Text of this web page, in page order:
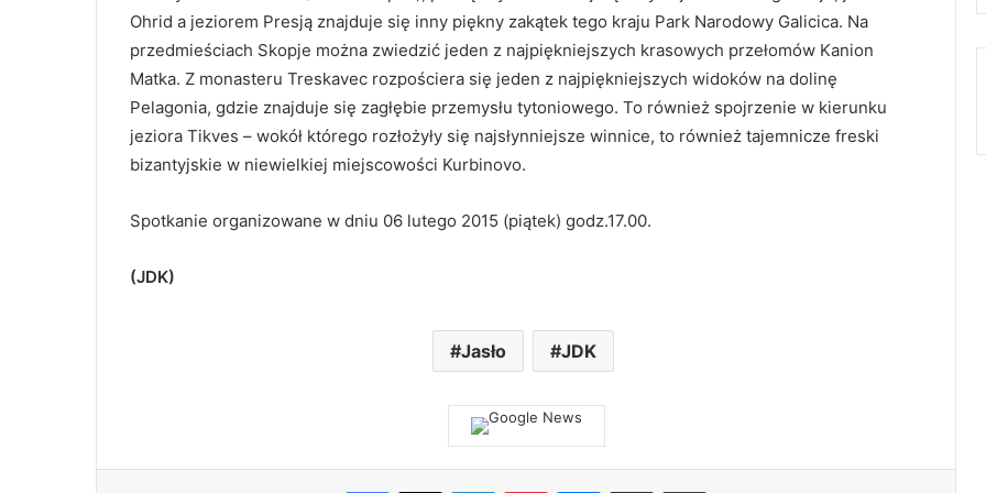
Ohrid a jeziorem Presją znajduje się inny piękny zakątek tego kraju Park Narodowy Galicica. Na
przedmieściach Skopje można zwiedzić jeden z najpiękniejszych krasowych przełomów Kanion
Matka. Z monasteru Treskavec rozpościera się jeden z najpiękniejszych widoków na dolinę
Pelagonia, gdzie znajduje się zagłębie przemysłu tytoniowego. To również spojrzenie w kierunku
jeziora Tikves – wokół którego rozłożyły się najsłynniejsze winnice, to również tajemnicze freski
bizantyjskie w niewielkiej miejscowości Kurbinovo.
Spotkanie organizowane w dniu 06 lutego 2015 (piątek) godz.17.00.
(JDK)
Jasło JDK